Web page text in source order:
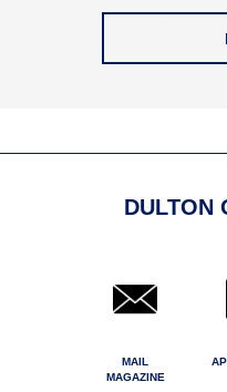
DULTON
MAIL
MAGAZINE